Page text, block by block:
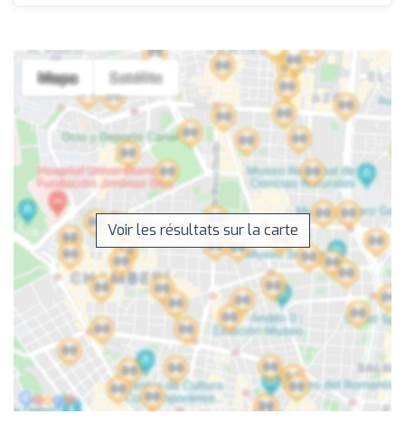
Voir les résultats sur la carte